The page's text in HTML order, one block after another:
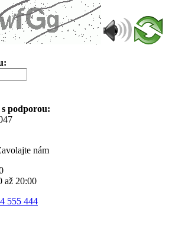
podporou:
nám
až 20:00
555 444